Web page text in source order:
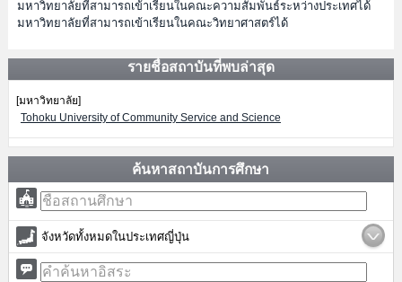
มหาวิทยาลัยที่สามารถเข้าเรียนในคณะความสัมพันธ์ระหว่างประเทศได้
มหาวิทยาลัยที่สามารถเข้าเรียนในคณะวิทยาศาสตร์ได้
รายชื่อสถาบันที่พบล่าสุด
[มหาวิทยาลัย]
Tohoku University of Community Service and Science
ค้นหาสถาบันการศึกษา
จังหวัดทั้งหมดในประเทศญี่ปุ่น